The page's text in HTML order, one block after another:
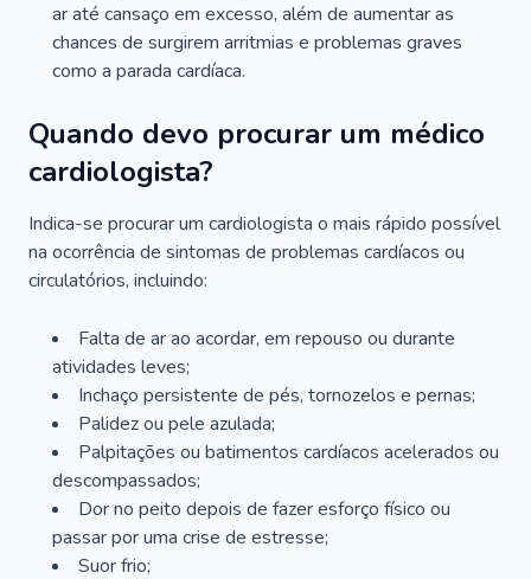
ar até cansaço em excesso, além de aumentar as
chances de surgirem arritmias e problemas graves
como a parada cardíaca.
Quando devo procurar um médico
cardiologista?
Indica-se procurar um cardiologista o mais rápido possível
na ocorrência de sintomas de problemas cardíacos ou
circulatórios, incluindo:
Falta de ar ao acordar, em repouso ou durante
atividades leves;
Inchaço persistente de pés, tornozelos e pernas;
Palidez ou pele azulada;
Palpitações ou batimentos cardíacos acelerados ou
descompassados;
Dor no peito depois de fazer esforço físico ou
passar por uma crise de estresse;
Suor frio;